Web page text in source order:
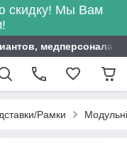
скидку! Мы Вам
медперсонала
Рамки